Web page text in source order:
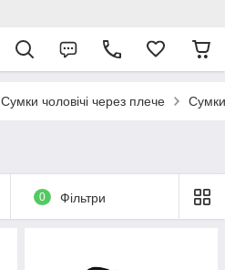
Сумки чоловічі через плече
0 Фільтри